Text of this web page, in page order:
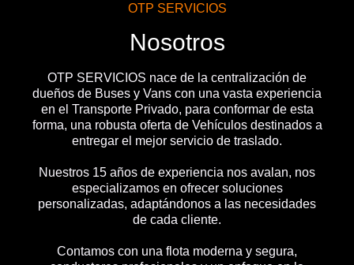
OTP SERVICIOS
Nosotros
OTP SERVICIOS nace de la centralización de
dueños de Buses y Vans con una vasta experiencia
en el Transporte Privado, para conformar de esta
forma, una robusta oferta de Vehículos destinados a
entregar el mejor servicio de traslado.
Nuestros 15 años de experiencia nos avalan, nos
especializamos en ofrecer soluciones
personalizadas, adaptándonos a las necesidades
de cada cliente.
Contamos con una flota moderna y segura,